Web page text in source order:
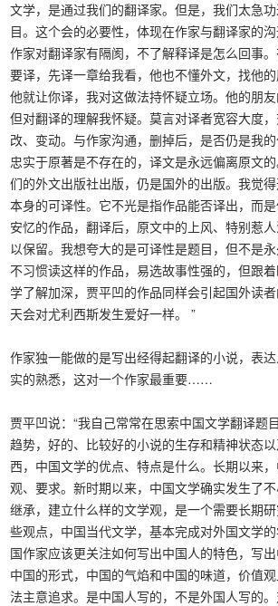
文学，是通过我们的翻译家。但是，我们太急
目。这个会的必要性，体现在作家与翻译家的
作家对翻译家有隔阂，不了解释译是怎么回事
要译，先译一章给我看，他也不懂外文，找他的
他就让你译，我对这做法持怀疑立场。他的朋友
但对翻译的理解我怀疑。莫言对译者宽容大度
改、变动。与作家沟通，删掉后，是否仍是我
忠实于原著是不存在的，译文是永远偏离原文的
们的外文出版社出版，仍是国外的出版。我觉得
本身的可译性。它不光是指作品能否译出，而
安忆的作品，翻译后，原文中的上风、特别惹
以保留。我想夸大的是可译性是题目，但不是
不习惯读这样的作品，易选故事性强的，但跟
学了解加深，贾平凹的作品同样会引起国外读
天会对尤利西斯发生爱好一样。 ”
作家独一能做的是写出经得起翻译的小说，表
实的熟悉，这对一个作家最重要……
贾平凹说：“我自己常常在思索中国文学翻译题
趋势，好的、比较好的小说的生存和精神状态
西，中国文学的优点、特点是什么。长期以来
观、要求。新时期以来，中国文学确实发生了
继承，建立什么样的文学观，是一个需要长期
些观点，中国当代文学，基本完成对外国文学
国作家应该更关注如何写出中国人的特色，写出
中国的形式，中国的气焰和中国的味道，价值
法主意追求。是中国人写的，不是外国人写的